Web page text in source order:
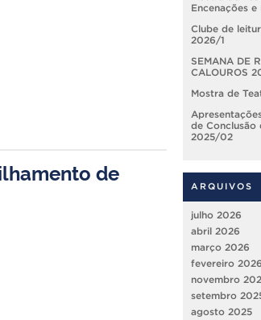
de
Encenações e
Clube de
2026/1
SEMANA DE
CALOUROS
Mostra de
de Conclusão
2025/02
ARQUIVOS
julho 2026
abril 2026
março 2026
fevereiro 2026
novembro
setembro
agosto 2025